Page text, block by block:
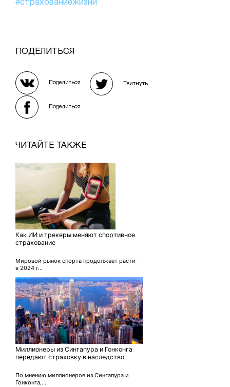
#страхованиежизни
ПОДЕЛИТЬСЯ
Поделиться Твитнуть
Поделиться
ЧИТАЙТЕ ТАКЖЕ
Как ИИ и трекеры меняют спортивное
страхование
Мировой рынок спорта продолжает расти —
в 2024 г...
Миллионеры из Сингапура и Гонконга
передают страховку в наследство
По мнению миллионеров из Сингапура и
Гонконга,...